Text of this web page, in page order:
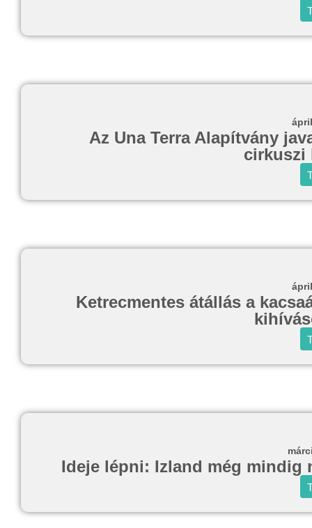
Az Una Terra Alapítvány
cirkuszi
Ketrecmentes átállás a
Ideje lépni: Izland még mindig